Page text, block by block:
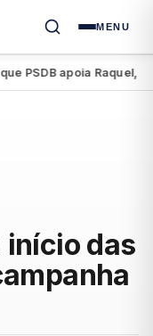
MENU
apoia Raquel, mas
início das